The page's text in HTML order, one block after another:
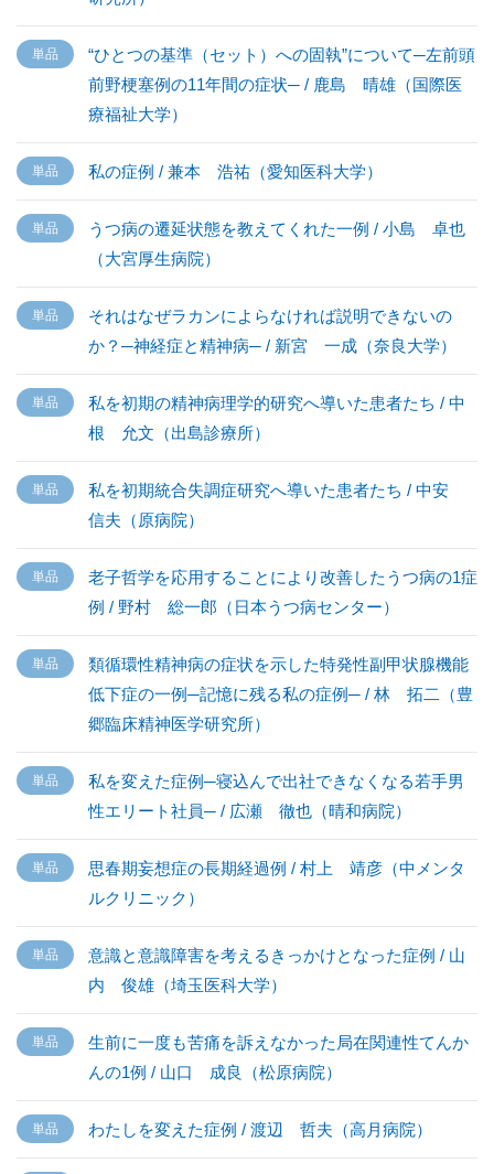
“ひとつの基準（セット）への固執”について─左前頭
前野梗塞例の11年間の症状─ / 鹿島 晴雄（国際医
療福祉大学）
私の症例 / 兼本 浩祐（愛知医科大学）
うつ病の遷延状態を教えてくれた一例 / 小島 卓也
（大宮厚生病院）
それはなぜラカンによらなければ説明できないの
か？─神経症と精神病─ / 新宮 一成（奈良大学）
私を初期の精神病理学的研究へ導いた患者たち / 中
根 允文（出島診療所）
私を初期統合失調症研究へ導いた患者たち / 中安
信夫（原病院）
老子哲学を応用することにより改善したうつ病の1症
例 / 野村 総一郎（日本うつ病センター）
類循環性精神病の症状を示した特発性副甲状腺機能
低下症の一例─記憶に残る私の症例─ / 林 拓二（豊
郷臨床精神医学研究所）
私を変えた症例─寝込んで出社できなくなる若手男
性エリート社員─ / 広瀬 徹也（晴和病院）
思春期妄想症の長期経過例 / 村上 靖彦（中メンタ
ルクリニック）
意識と意識障害を考えるきっかけとなった症例 / 山
内 俊雄（埼玉医科大学）
生前に一度も苦痛を訴えなかった局在関連性てんか
んの1例 / 山口 成良（松原病院）
わたしを変えた症例 / 渡辺 哲夫（高月病院）